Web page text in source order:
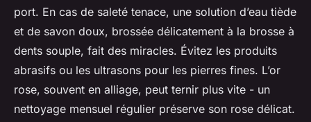
port. En cas de saleté tenace, une solution d’eau tiède
et de savon doux, brossée délicatement à la brosse à
dents souple, fait des miracles. Évitez les produits
abrasifs ou les ultrasons pour les pierres fines. L’or
rose, souvent en alliage, peut ternir plus vite - un
nettoyage mensuel régulier préserve son rose délicat.